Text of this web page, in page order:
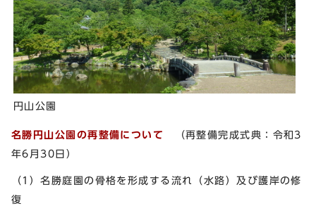
円山公園
名勝円山公園の再整備について
（再整備完成式典：令和3
年6月30日）
（1）名勝庭園の骨格を形成する流れ（水路）及び護岸の修
復